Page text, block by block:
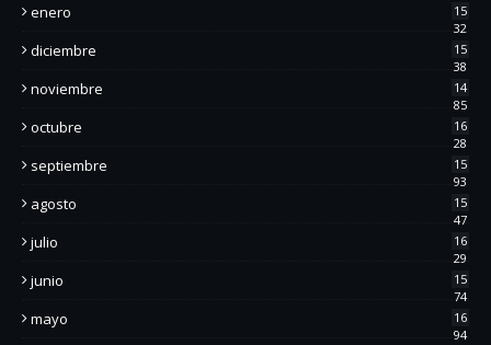
enero
15
32
diciembre
15
38
noviembre
14
85
octubre
16
28
septiembre
15
93
agosto
15
47
julio
16
29
junio
15
74
mayo
16
94